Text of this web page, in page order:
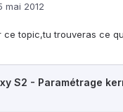
mai 2012
ce topic,tu trouveras ce